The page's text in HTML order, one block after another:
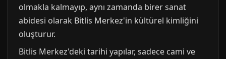
olmakla kalmayıp, aynı zamanda birer sanat
abidesi olarak Bitlis Merkez'in kültürel kimliğini
oluşturur.
Bitlis Merkez'deki tarihi yapılar, sadece cami ve